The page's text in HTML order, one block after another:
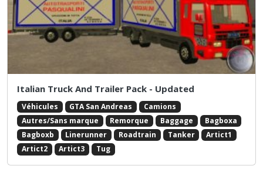
Italian Truck And Trailer Pack - Updated
Véhicules GTA San Andreas
Camions
Autres/Sans marque
Remorque Baggage
Bagboxa
Bagboxb
Linerunner Roadtrain Tanker
Artict1
Artict2
Artict3 Tug